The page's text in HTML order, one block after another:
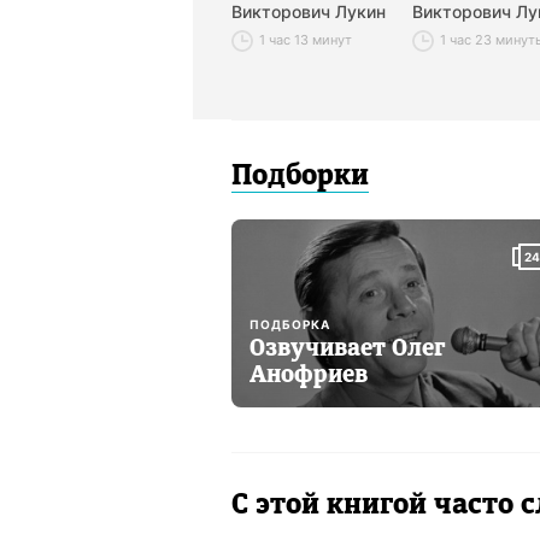
Викторович Лукин
1 час 13 минут
Викторович
1 час 23
Подборки
24
ПОДБОРКА
Озвучивает Олег
Анофриев
С этой книгой часто